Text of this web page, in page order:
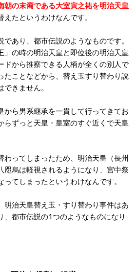
朝の末裔である大室寅之祐を明治天皇
えたというわけなんです。
であり、都市伝説のようなものです。
」の時の明治天皇と即位後の明治天皇
ドから推察できる人柄が全くの別人で
たことなどから、替え玉すり替わり説
きません。
から男系継承を一貫して行ってきてお
らずっと天皇・皇室のすぐ近くで天皇
わってしまったため、明治天皇（長州
咫烏は軽視されるようになり、宮中祭
てしまったというわけなんです。
明治天皇替え玉・すり替わり事件はあ
、都市伝説の1つのようなものになり